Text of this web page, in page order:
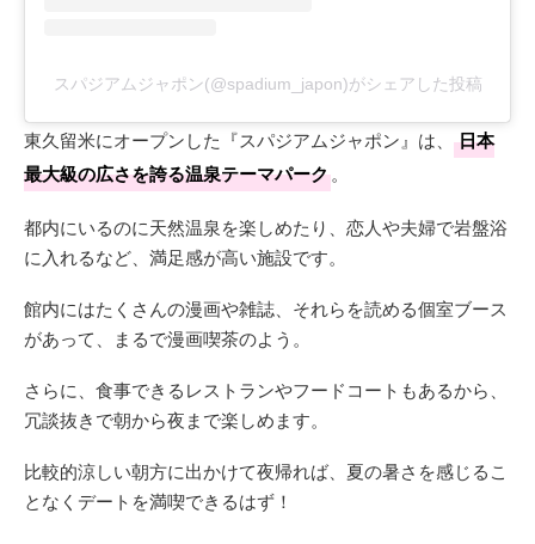
スパジアムジャポン(@spadium_japon)がシェアした投稿
東久留米にオープンした『スパジアムジャポン』は、
日本
最大級の広さを誇る温泉テーマパーク。
都内にいるのに天然温泉を楽しめたり、恋人や夫婦で岩盤浴
に入れるなど、満足感が高い施設です。
館内にはたくさんの漫画や雑誌、それらを読める個室ブース
があって、まるで漫画喫茶のよう。
さらに、食事できるレストランやフードコートもあるから、
冗談抜きで朝から夜まで楽しめます。
比較的涼しい朝方に出かけて夜帰れば、夏の暑さを感じるこ
となくデートを満喫できるはず！